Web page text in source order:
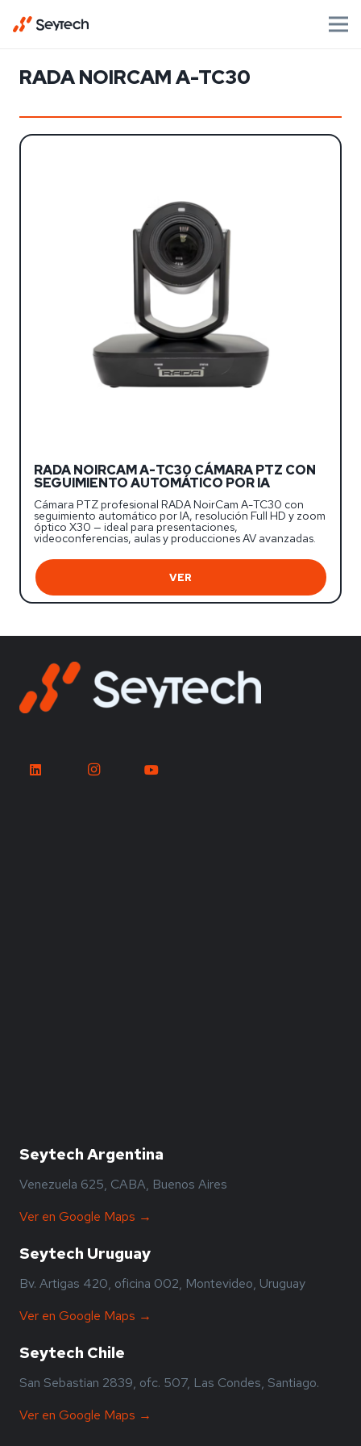
RADA NOIRCAM A-TC30
RADA NOIRCAM A-TC30 CÁMARA PTZ CON
SEGUIMIENTO AUTOMÁTICO POR IA
Cámara PTZ profesional RADA NoirCam A-TC30 con
seguimiento automático por IA, resolución Full HD y zoom
óptico X30 — ideal para presentaciones,
videoconferencias, aulas y producciones AV avanzadas.
VER
Seytech Argentina
Venezuela 625, CABA, Buenos Aires
Ver en Google Maps →
Seytech Uruguay
Bv. Artigas 420, oficina 002, Montevideo, Uruguay
Ver en Google Maps →
Seytech Chile
San Sebastian 2839, ofc. 507, Las Condes, Santiago.
Ver en Google Maps →